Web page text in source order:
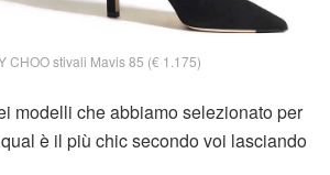
CHOO stivali Mavis 85 (€ 1.175)
modelli che abbiamo selezionato per
è il più chic secondo voi lasciando